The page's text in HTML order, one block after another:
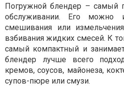
Погружной блендер – самый
обслуживании. Его можно
смешивания или
взбивания жидких смесей. К
самый компактный и
блендер лучше всего
кремов, соусов, майонеза,
супов-пюре или смузи.